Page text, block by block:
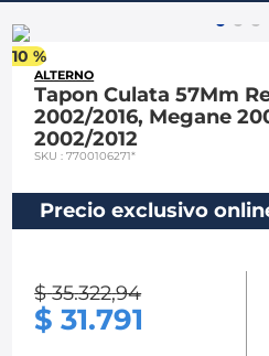
10 %
ALTERNO
Tapon Culata 57Mm
2002/2016, Megane
2002/2012
SKU:7700106271*
Precio exclusivo
$ 35.322,94
$ 31.791
2
3.
spark gt
ford fiesta
optra
7.
sail
mazda 2